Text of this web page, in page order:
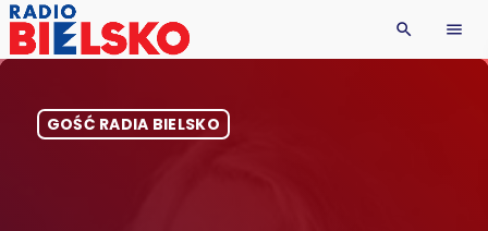
search menu
GOŚĆ RADIA BIELSKO